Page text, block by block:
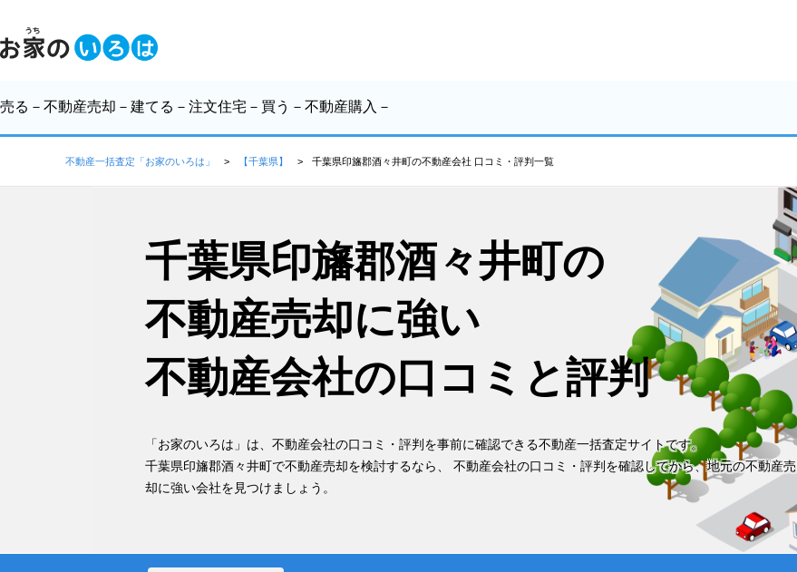
売る －不動産売却－ 建てる －注文住宅－ 買う －不動産購入－
不動産一括査定「お家のいろは」 【千葉県】 千葉県印旛郡酒々井町の不動産会社 口コミ・評判一覧
千葉県印旛郡酒々井町の
不動産売却に強い
不動産会社の口コミと評判
「お家のいろは」は、不動産会社の口コミ・評判を事前に確認できる不動産一括査定サイトです。
千葉県印旛郡酒々井町で不動産売却を検討するなら、 不動産会社の口コミ・評判を確認してから、地元の不動産売
却に強い会社を見つけましょう。